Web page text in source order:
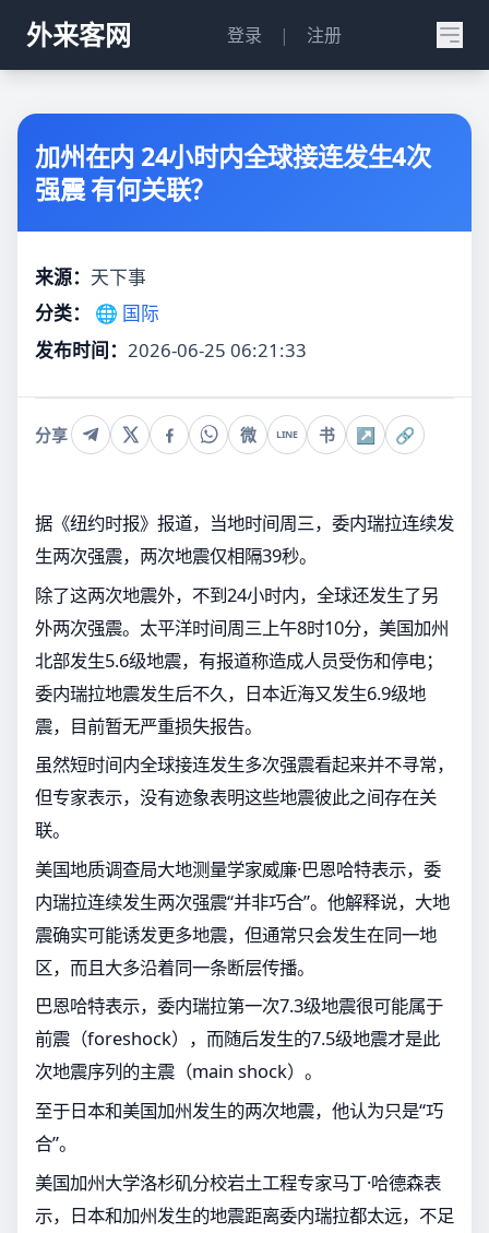
外来客网 登录 | 注册
加州在内 24小时内全球接连发生4次
强震 有何关联？
来源： 天下事
分类：
🌐 国际
发布时间： 2026-06-25 06:21:33
分享 微 LINE 书 ↗ 🔗
据《纽约时报》报道，当地时间周三，委内瑞拉连续发
生两次强震，两次地震仅相隔39秒。
除了这两次地震外，不到24小时内，全球还发生了另
外两次强震。太平洋时间周三上午8时10分，美国加州
北部发生5.6级地震，有报道称造成人员受伤和停电；
委内瑞拉地震发生后不久，日本近海又发生6.9级地
震，目前暂无严重损失报告。
虽然短时间内全球接连发生多次强震看起来并不寻常，
但专家表示，没有迹象表明这些地震彼此之间存在关
联。
美国地质调查局大地测量学家威廉·巴恩哈特表示，委
内瑞拉连续发生两次强震“并非巧合”。他解释说，大地
震确实可能诱发更多地震，但通常只会发生在同一地
区，而且大多沿着同一条断层传播。
巴恩哈特表示，委内瑞拉第一次7.3级地震很可能属于
前震（foreshock），而随后发生的7.5级地震才是此
次地震序列的主震（main shock）。
至于日本和美国加州发生的两次地震，他认为只是“巧
合”。
美国加州大学洛杉矶分校岩土工程专家马丁·哈德森表
示，日本和加州发生的地震距离委内瑞拉都太远，不足